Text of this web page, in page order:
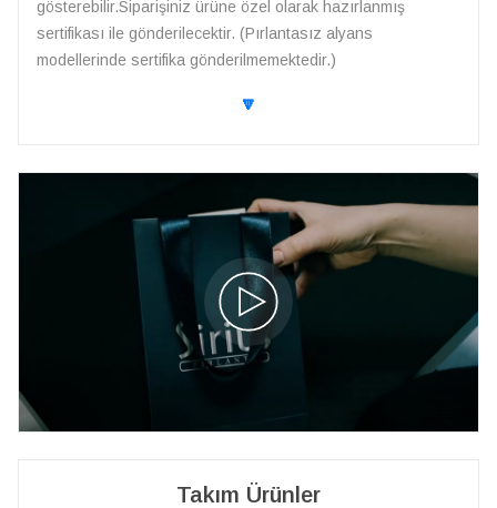
gösterebilir.Siparişiniz ürüne özel olarak hazırlanmış
sertifikası ile gönderilecektir. (Pırlantasız alyans
modellerinde sertifika gönderilmemektedir.)
🔽
Takım Ürünler